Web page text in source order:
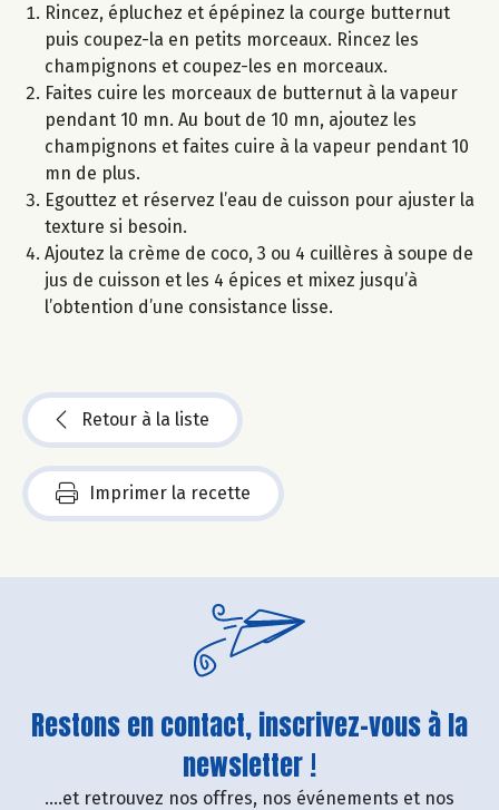
Rincez, épluchez et épépinez la courge butternut
puis coupez-la en petits morceaux. Rincez les
champignons et coupez-les en morceaux.
Faites cuire les morceaux de butternut à la vapeur
pendant 10 mn. Au bout de 10 mn, ajoutez les
champignons et faites cuire à la vapeur pendant 10
mn de plus.
Egouttez et réservez l’eau de cuisson pour ajuster la
texture si besoin.
Ajoutez la crème de coco, 3 ou 4 cuillères à soupe de
jus de cuisson et les 4 épices et mixez jusqu’à
l’obtention d’une consistance lisse.
Retour à la liste
Imprimer la recette
Restons en contact, inscrivez-vous à la
newsletter !
....et retrouvez nos offres, nos événements et nos